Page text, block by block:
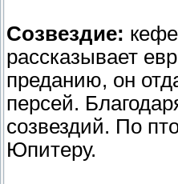
Созвездие:
рассказывает
преданию, он
персей.
созвездий. По
Юпитеру.